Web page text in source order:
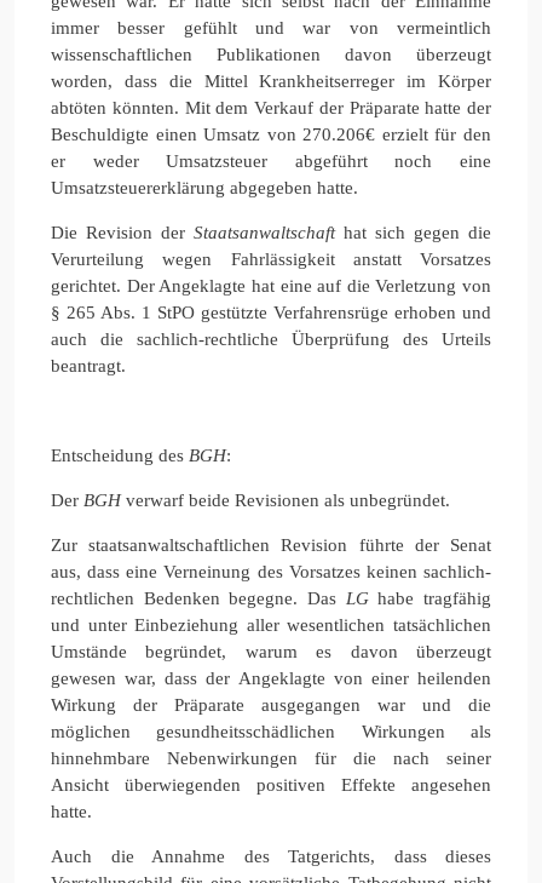
immer besser gefühlt und war von vermeintlich
wissenschaftlichen Publikationen davon überzeugt
worden, dass die Mittel Krankheitserreger im Körper
abtöten könnten. Mit dem Verkauf der Präparate hatte der
Beschuldigte einen Umsatz von 270.206€ erzielt für den
er weder Umsatzsteuer abgeführt noch eine
Umsatzsteuererklärung abgegeben hatte.
Die Revision der Staatsanwaltschafthat sich gegen die
Verurteilung wegen Fahrlässigkeit anstatt Vorsatzes
gerichtet. Der Angeklagte hat eine auf die Verletzung von
§ 265 Abs. 1 StPO gestützte Verfahrensrüge erhoben und
auch die sachlich-rechtliche Überprüfung des Urteils
beantragt.
Entscheidung des BGH:
Der BGHverwarf beide Revisionen als unbegründet.
Zur staatsanwaltschaftlichen Revision führte der Senat
aus, dass eine Verneinung des Vorsatzes keinen sachlich-
rechtlichen Bedenken begegne. Das LGhabe tragfähig
und unter Einbeziehung aller wesentlichen tatsächlichen
Umstände begründet, warum es davon überzeugt
gewesen war, dass der Angeklagte von einer heilenden
Wirkung der Präparate ausgegangen war und die
möglichen gesundheitsschädlichen Wirkungen als
hinnehmbare Nebenwirkungen für die nach seiner
Ansicht überwiegenden positiven Effekte angesehen
hatte.
Auch die Annahme des Tatgerichts, dass dieses